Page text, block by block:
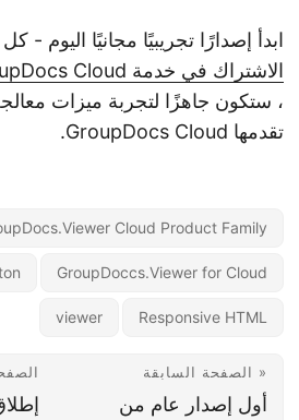
ابدأ إصدارًا تجريبيًا مجانيًا اليوم -
الاشتراك في خدمة GroupDocs Cloud
، ستكون جاهزًا لتجربة ميزات معالجة
تقدمها GroupDocs Cloud.
Cloud Product Family
GroupDoccs.Viewer for Cloud
Responsive HTML
viewer
« الصفحة السابقة
أول إصدار عام من